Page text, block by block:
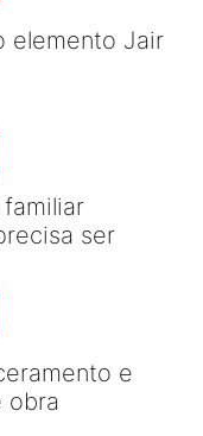
elemento Jair
ser
e
obra